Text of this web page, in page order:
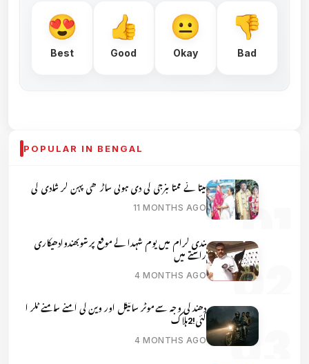
Best Good Okay Bad
POPULAR IN BENGAL
میتا نے ممتا بنرجی کی دی ہوئی ساڑھی پہن کر شادی کی
11 MONTHS AGO
نندی گرام میں یوم شہدا کے موقع پر شوبھندوادھیکاری
راستے میں
4 MONTHS AGO
دھند کی وجہ سے موٹر سائیکل اور وین کی آمنے سامنے ٹکر ا
گئی!2ہلاک
4 MONTHS AGO